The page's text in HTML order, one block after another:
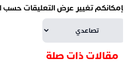
تغيير عرض التعليقات حسب
مقالات ذات صلة